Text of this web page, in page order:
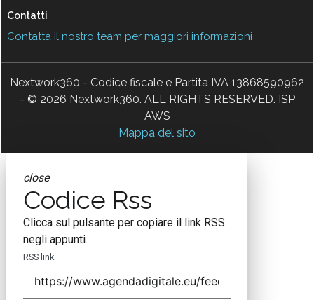
Contatti
Contatta il nostro team per maggiori informazioni
Nextwork360 - Codice fiscale e Partita IVA 13868590962
- © 2026 Nextwork360. ALL RIGHTS RESERVED. ISP
AWS
Mappa del sito
close
Codice Rss
Clicca sul pulsante per copiare il link RSS
negli appunti.
RSS link